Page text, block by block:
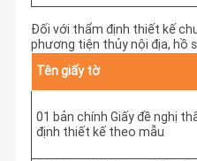
Đối với thẩm định thiết kế
phương tiện thủy nội địa, hồ
Tên giấy tờ
01 bản chính Giấy đề nghị
định thiết kế theo mẫu